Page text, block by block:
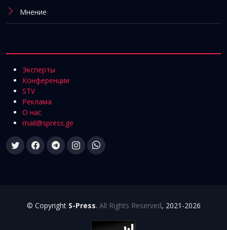
Мнение
Эксперты
Конференции
STV
Реклама
О нас
mail@spress.ge
© Copyright S-Press. All Rights Reserved, 2021-2026